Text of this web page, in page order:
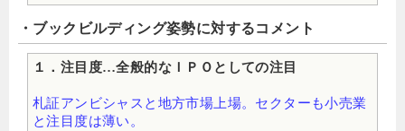
・ブックビルディング姿勢に対するコメント
１．注目度…全般的なＩＰＯとしての注目
札証アンビシャスと地方市場上場。セクターも小売業
と注目度は薄い。